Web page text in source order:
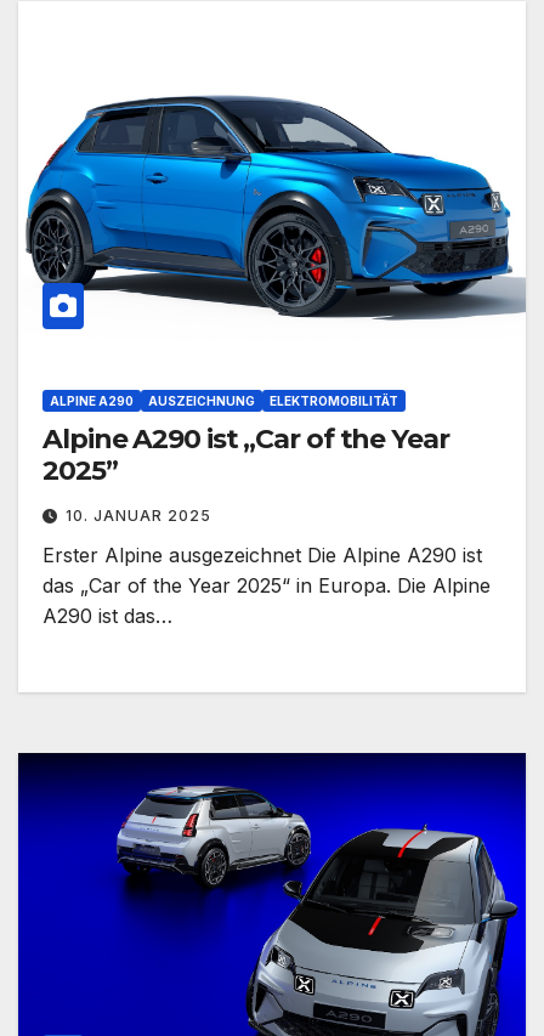
ALPINE A290 AUSZEICHNUNG ELEKTROMOBILITÄT
Alpine A290 ist „Car of the Year
2025”
10. JANUAR 2025
Erster Alpine ausgezeichnet Die Alpine A290 ist
das „Car of the Year 2025“ in Europa. Die Alpine
A290 ist das…